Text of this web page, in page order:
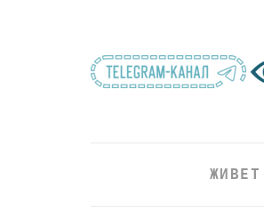
ЖИВЕТ